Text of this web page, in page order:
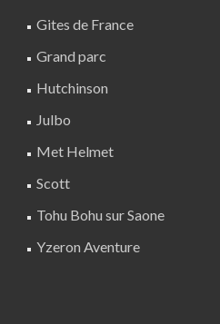
Gites de France
Grand parc
Hutchinson
Julbo
Met Helmet
Scott
Tohu Bohu sur Saone
Yzeron Aventure